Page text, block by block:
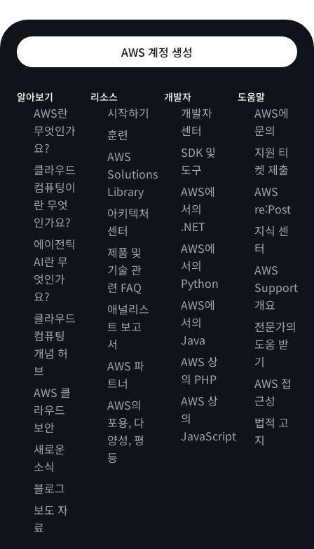
AWS 계정 생성
알아보기
AWS란
무엇인가
요?
클라우드
컴퓨팅이
란 무엇
인가요?
에이전틱
AI란 무
엇인가
요?
클라우드
컴퓨팅
개념 허
브
AWS 클
라우드
보안
새로운
소식
블로그
보도 자
료
리소스
시작하기
훈련
AWS
Solutions
Library
아키텍처
센터
제품 및
기술 관
련 FAQ
애널리스
트 보고
서
AWS 파
트너
AWS의
포용, 다
양성, 평
등
개발자
개발자
센터
SDK 및
도구
AWS에
서의
.NET
AWS에
서의
Python
AWS에
서의
Java
AWS 상
의 PHP
AWS 상
의
JavaScript
도움말
AWS에
문의
지원 티
켓 제출
AWS
re:Post
지식 센
터
AWS
Support
개요
전문가의
도움 받
기
AWS 접
근성
법적 고
지